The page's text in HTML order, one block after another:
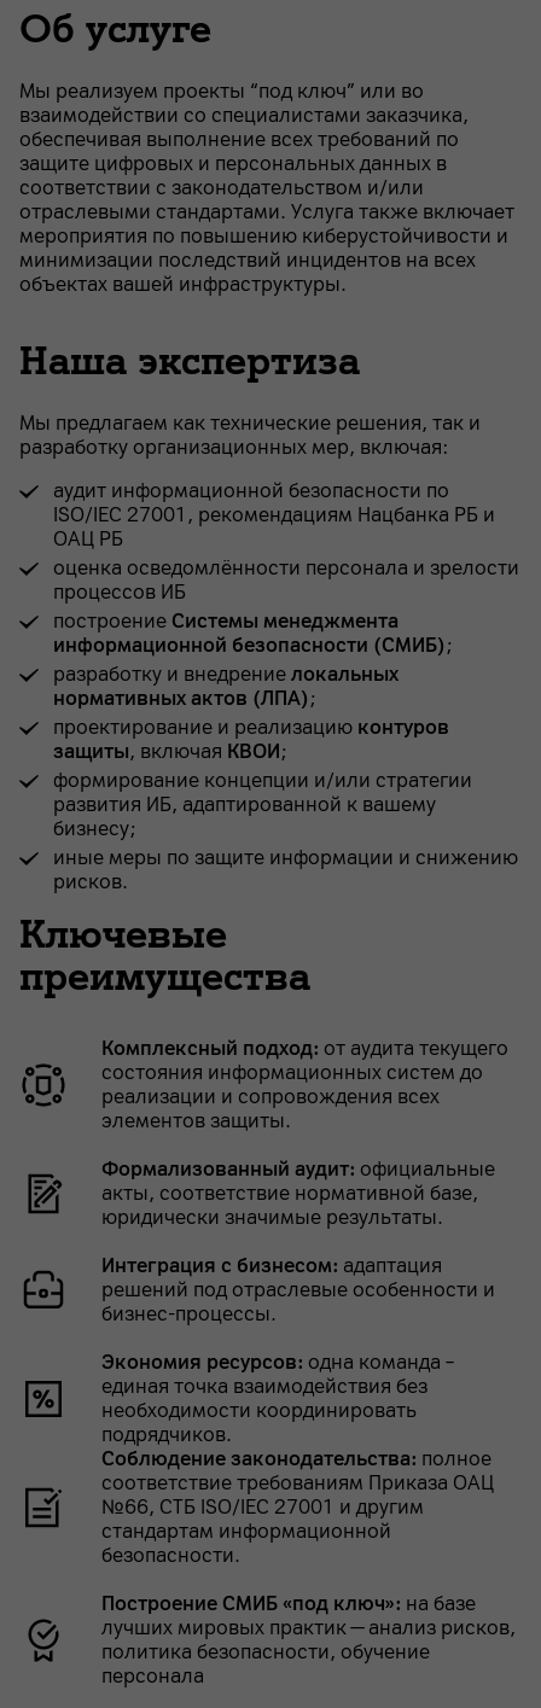
Об услуге
Мы реализуем проекты “под ключ” или во
взаимодействии со специалистами заказчика,
обеспечивая выполнение всех требований по
защите цифровых и персональных данных в
соответствии с законодательством и/или
отраслевыми стандартами. Услуга также включает
мероприятия по повышению киберустойчивости и
минимизации последствий инцидентов на всех
объектах вашей инфраструктуры.
Наша экспертиза
Мы предлагаем как технические решения, так и
разработку организационных мер, включая:
аудит информационной безопасности по
ISO/IEC 27001, рекомендациям Нацбанка РБ и
ОАЦ РБ
оценка осведомлённости персонала и зрелости
процессов ИБ
построение Системы менеджмента
информационной безопасности (СМИБ) ;
разработку и внедрение локальных
нормативных актов (ЛПА) ;
проектирование и реализацию контуров
защиты, включая КВОИ;
формирование концепции и/или стратегии
развития ИБ, адаптированной к вашему
бизнесу;
иные меры по защите информации и снижению
рисков.
Ключевые
преимущества
Комплексный подход: от аудита текущего
состояния информационных систем до
реализации и сопровождения всех
элементов защиты.
Формализованный аудит: официальные
акты, соответствие нормативной базе,
юридически значимые результаты.
Интеграция с бизнесом: адаптация
решений под отраслевые особенности и
бизнес-процессы.
Экономия ресурсов: одна команда –
единая точка взаимодействия без
необходимости координировать
подрядчиков.
Соблюдение законодательства: полное
соответствие требованиям Приказа ОАЦ
№66, СТБ ISO/IEC 27001 и другим
стандартам информационной
безопасности.
Построение СМИБ «под ключ»: на базе
лучших мировых практик — анализ рисков,
политика безопасности, обучение
персонала